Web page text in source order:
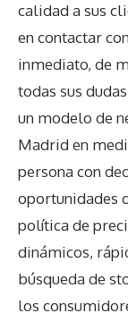
calidad a sus
en contactar
inmediato, de
todas sus
un modelo de
Madrid en
persona con
oportunidades
política de
dinámicos,
búsqueda de
los